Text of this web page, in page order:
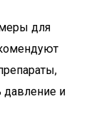
для
давление и